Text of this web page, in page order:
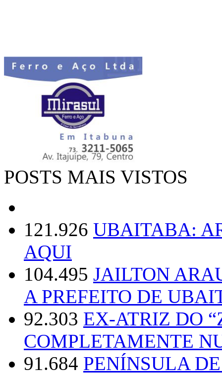
POSTS MAIS VISTOS
121.926 UBAITABA:
AQUI
104.495 JAILTON
A PREFEITO DE
92.303 EX-ATRIZ DO
COMPLETAMENTE
91.684 PENÍNSULA